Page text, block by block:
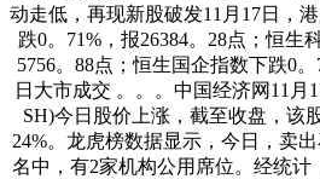
动走低，再现新股破发11月17日，
跌0。71%，报26384。28点；恒生
5756。88点；恒生国企指数下跌0
日大市成交 。。。中国经济网11月
SH)今日股价上涨，截至收盘，该
24%。龙虎榜数据显示，今日，卖
名中，有2家机构公用席位。经统计